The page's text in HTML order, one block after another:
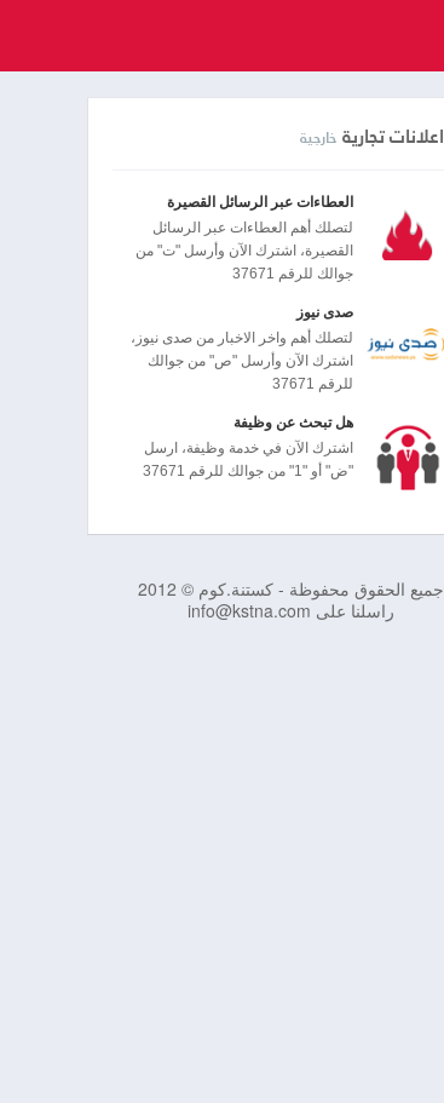
اعلانات تجارية خارجية
العطاءات عبر الرسائل القصيرة
لتصلك أهم العطاءات عبر الرسائل
القصيرة، اشترك الآن وأرسل "ت" من
جوالك للرقم 37671
صدى نيوز
لتصلك أهم واخر الاخبار من صدى نيوز،
اشترك الآن وأرسل "ص" من جوالك
للرقم 37671
هل تبحث عن وظيفة
اشترك الآن في خدمة وظيفة، ارسل
"ض" أو "1" من جوالك للرقم 37671
جميع الحقوق محفوظة - كستنة.كوم © 2012
راسلنا على info@kstna.com